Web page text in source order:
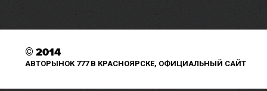
© 2014
АВТОРЫНОК 777 В КРАСНОЯРСКЕ, ОФИЦИАЛЬНЫЙ САЙТ